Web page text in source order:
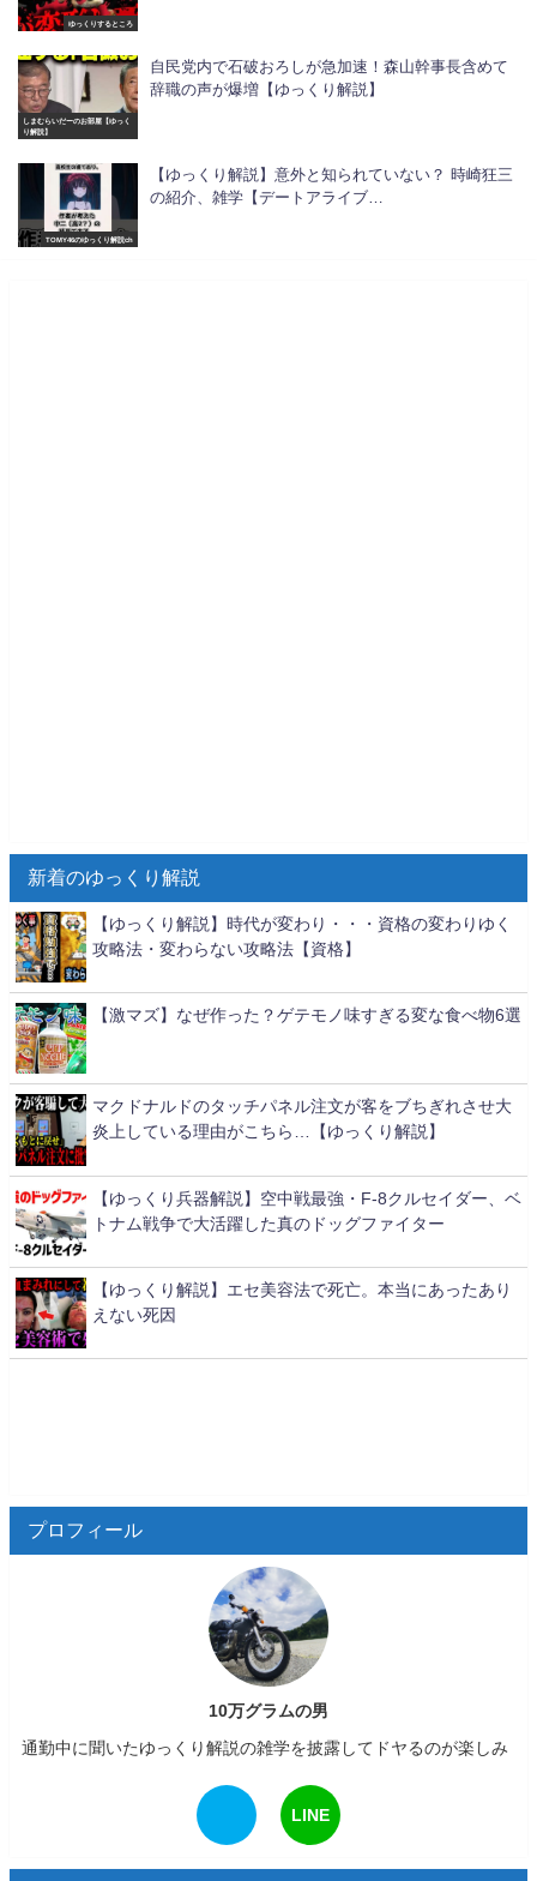
ゆっくりするところ
しまむらいだーのお部屋【ゆっく
り解説】
自民党内で石破おろしが急加速！森山幹事長含めて
辞職の声が爆増【ゆっくり解説】
TOMY46のゆっくり解説ch
【ゆっくり解説】意外と知られていない？ 時崎狂三
の紹介、雑学【デートアライブ…
新着のゆっくり解説
【ゆっくり解説】時代が変わり・・・資格の変わりゆく
攻略法・変わらない攻略法【資格】
【激マズ】なぜ作った？ゲテモノ味すぎる変な食べ物6選
マクドナルドのタッチパネル注文が客をブちぎれさせ大
炎上している理由がこちら…【ゆっくり解説】
【ゆっくり兵器解説】空中戦最強・F-8クルセイダー、ベ
トナム戦争で大活躍した真のドッグファイター
【ゆっくり解説】エセ美容法で死亡。本当にあったあり
えない死因
プロフィール
10万グラムの男
通勤中に聞いたゆっくり解説の雑学を披露してドヤるのが楽しみ
LINE